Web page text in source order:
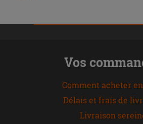
Vos
Comment acheter
Délais et frais de
Livraison